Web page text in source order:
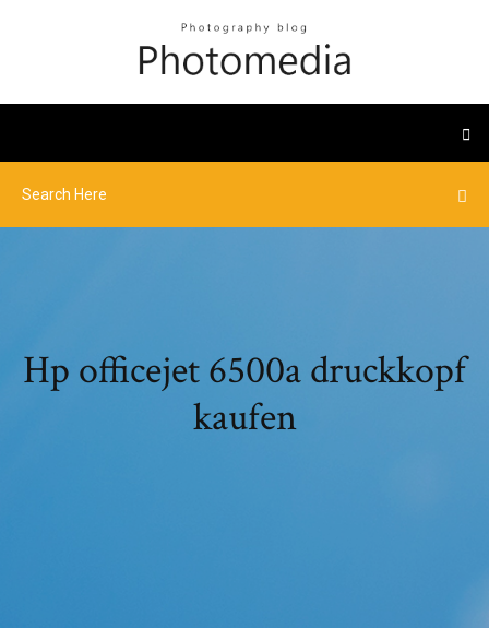
Hp officejet 6500a druckkopf
kaufen